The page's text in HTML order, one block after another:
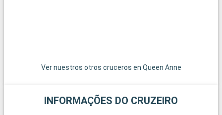
Ver nuestros otros cruceros en Queen Anne
INFORMAÇÕES DO CRUZEIRO